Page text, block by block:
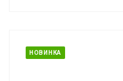
НОВИНКА